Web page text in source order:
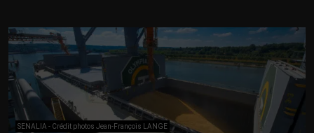
SENALIA - Crédit photos Jean-François LANGE